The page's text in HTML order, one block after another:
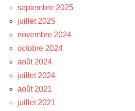
septembre 2025
juillet 2025
novembre 2024
octobre 2024
août 2024
juillet 2024
août 2021
juillet 2021